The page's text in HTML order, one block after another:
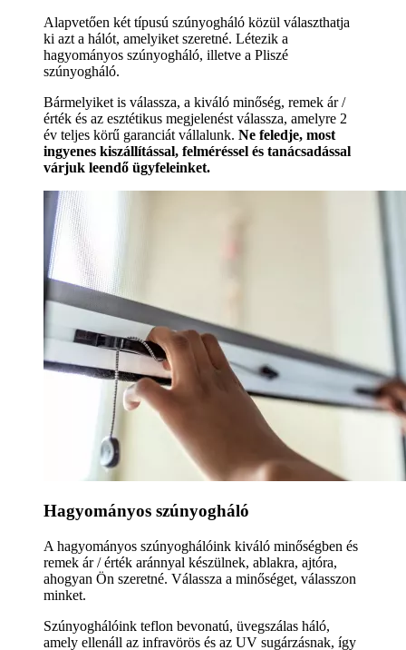
Alapvetően két típusú szúnyogháló közül választhatja
ki azt a hálót, amelyiket szeretné. Létezik a
hagyományos szúnyogháló, illetve a Pliszé
szúnyogháló.
Bármelyiket is válassza, a kiváló minőség, remek ár /
érték és az esztétikus megjelenést válassza, amelyre 2
év teljes körű garanciát vállalunk. Ne feledje, most
ingyenes kiszállítással, felméréssel és tanácsadással
várjuk leendő ügyfeleinket.
Hagyományos szúnyogháló
A hagyományos szúnyoghálóink kiváló minőségben és
remek ár / érték aránnyal készülnek, ablakra, ajtóra,
ahogyan Ön szeretné. Válassza a minőséget, válasszon
minket.
Szúnyoghálóink teflon bevonatú, üvegszálas háló,
amely ellenáll az infravörös és az UV sugárzásnak, így